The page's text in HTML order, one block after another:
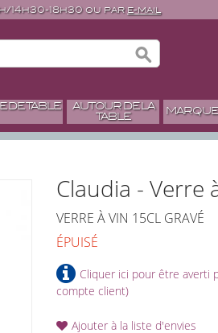
14h30-18h30 ou par e-mail
DE TABLE
AUTOUR DE LA
TABLE
Claudia - Verre
VERRE À VIN 15CL GRAVÉ
ÉPUISÉ
Cliquer ici pour être averti
compte client)
Ajouter à la liste d'envies